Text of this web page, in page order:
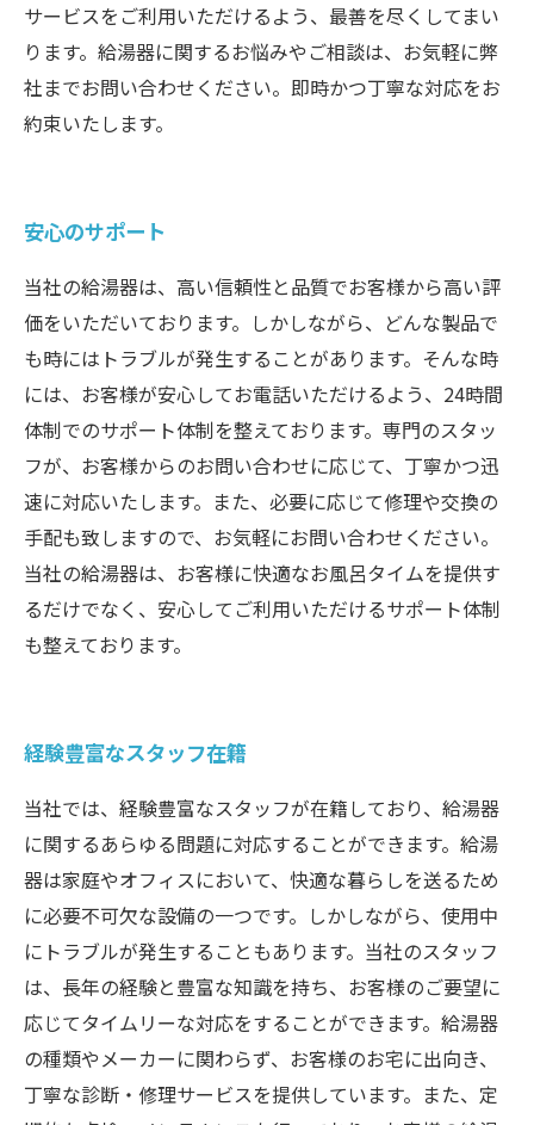
サービスをご利用いただけるよう、最善を尽くしてまい
ります。給湯器に関するお悩みやご相談は、お気軽に弊
社までお問い合わせください。即時かつ丁寧な対応をお
約束いたします。
安心のサポート
当社の給湯器は、高い信頼性と品質でお客様から高い評
価をいただいております。しかしながら、どんな製品で
も時にはトラブルが発生することがあります。そんな時
には、お客様が安心してお電話いただけるよう、24時間
体制でのサポート体制を整えております。専門のスタッ
フが、お客様からのお問い合わせに応じて、丁寧かつ迅
速に対応いたします。また、必要に応じて修理や交換の
手配も致しますので、お気軽にお問い合わせください。
当社の給湯器は、お客様に快適なお風呂タイムを提供す
るだけでなく、安心してご利用いただけるサポート体制
も整えております。
経験豊富なスタッフ在籍
当社では、経験豊富なスタッフが在籍しており、給湯器
に関するあらゆる問題に対応することができます。給湯
器は家庭やオフィスにおいて、快適な暮らしを送るため
に必要不可欠な設備の一つです。しかしながら、使用中
にトラブルが発生することもあります。当社のスタッフ
は、長年の経験と豊富な知識を持ち、お客様のご要望に
応じてタイムリーな対応をすることができます。給湯器
の種類やメーカーに関わらず、お客様のお宅に出向き、
丁寧な診断・修理サービスを提供しています。また、定